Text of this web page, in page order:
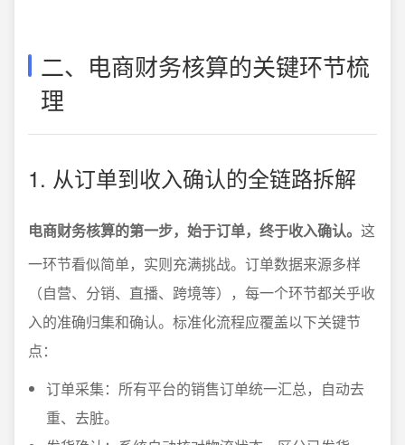
二、电商财务核算的关键环节梳
理
1. 从订单到收入确认的全链路拆解
电商财务核算的第一步，始于订单，终于收入确认。 这
一环节看似简单，实则充满挑战。订单数据来源多样
（自营、分销、直播、跨境等），每一个环节都关乎收
入的准确归集和确认。标准化流程应覆盖以下关键节
点：
订单采集：所有平台的销售订单统一汇总，自动去
重、去脏。